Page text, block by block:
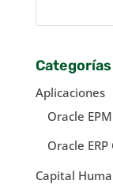
Categorías
Aplicaciones
Oracle
Oracle ERP
Capital